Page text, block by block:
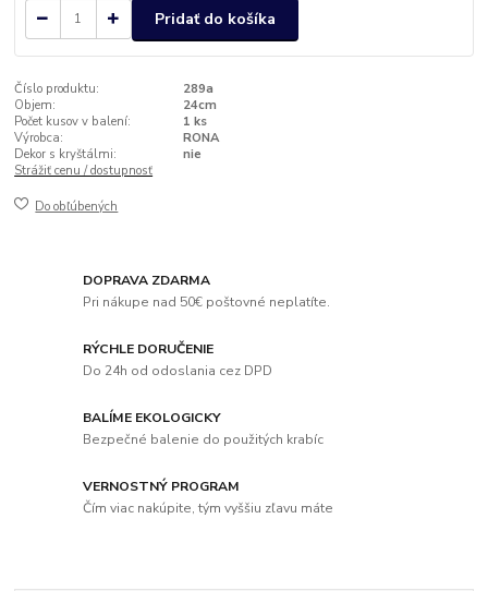
Pridať do košíka
Číslo produktu:
289a
Objem:
24cm
Počet kusov v balení:
1 ks
Výrobca:
RONA
Dekor s kryštálmi:
nie
Strážiť cenu / dostupnosť
Do obľúbených
DOPRAVA ZDARMA
Pri nákupe nad 50€ poštovné neplatíte.
RÝCHLE DORUČENIE
Do 24h od odoslania cez DPD
BALÍME EKOLOGICKY
Bezpečné balenie do použitých krabíc
VERNOSTNÝ PROGRAM
Čím viac nakúpite, tým vyššiu zľavu máte